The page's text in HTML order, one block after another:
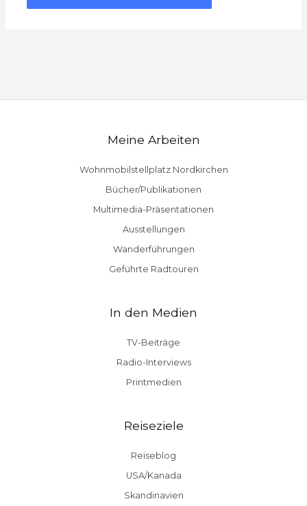
Meine Arbeiten
Wohnmobilstellplatz Nordkirchen
Bücher/Publikationen
Multimedia-Präsentationen
Ausstellungen
Wanderführungen
Geführte Radtouren
In den Medien
TV-Beiträge
Radio-Interviews
Printmedien
Reiseziele
Reiseblog
USA/Kanada
Skandinavien